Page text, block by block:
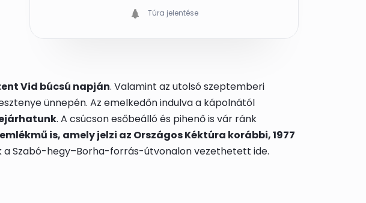
Túra jelentése
Vid búcsú napján. Valamint az utolsó szeptemberi
ünnepén. Az emelkedőn indulva a kápolnától
. A csúcson esőbeálló és pihenő is vár ránk
is, amely jelzi az Országos Kéktúra korábbi, 1977
a Szabó-hegy–Borha-forrás-útvonalon vezethetett ide.